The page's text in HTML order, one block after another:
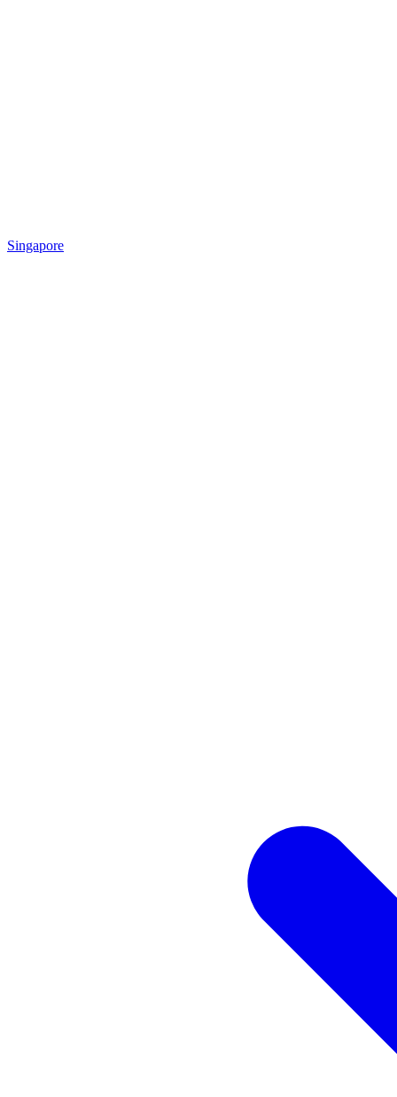
Singapore